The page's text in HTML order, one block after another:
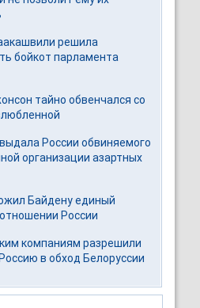
решила
бойкот парламента
тайно обвенчался со
России обвиняемого
организации азартных
Байдену единый
России
компаниям разрешили
в обход Белоруссии